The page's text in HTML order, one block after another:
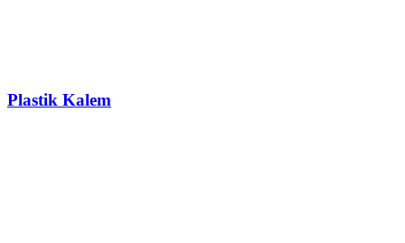
Plastik Kalem